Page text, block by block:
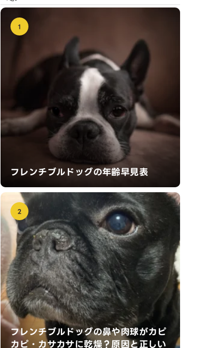
1
フレンチブルドッグの年齢早見表
2
フレンチブルドッグの鼻や肉球がカピ
カピ・カサカサに乾燥？原因と正しい